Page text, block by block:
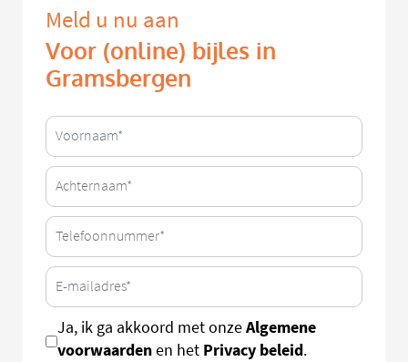
Meld u nu aan
Voor (online) bijles in
Gramsbergen
Ja, ik ga akkoord met onzeAlgemene
voorwaardenen het Privacy beleid.